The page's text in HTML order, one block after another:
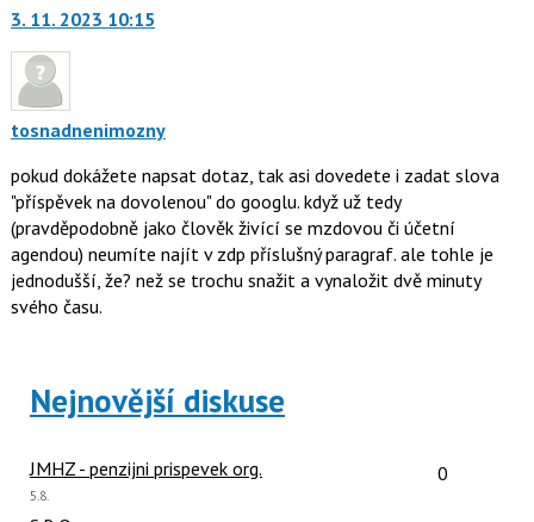
jako
3. 11. 2023 10:15
tosnadnenimozny
pokud dokážete napsat dotaz, tak asi dovedete i zadat slova
"příspěvek na dovolenou" do googlu. když už tedy
(pravděpodobně jako člověk živící se mzdovou či účetní
agendou) neumíte najít v zdp příslušný paragraf. ale tohle je
jednodušší, že? než se trochu snažit a vynaložit dvě minuty
svého času.
Nejnovější diskuse
JMHZ - penzijni prispevek org. Počet
0
Poslední
5.8.